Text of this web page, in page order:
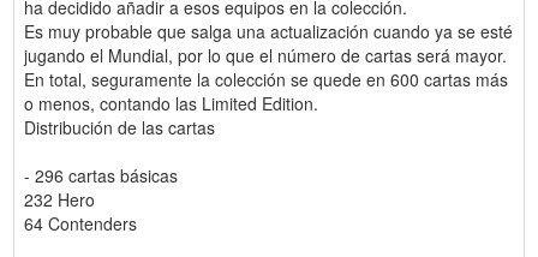
ha decidido añadir a esos equipos en la colección.
Es muy probable que salga una actualización cuando ya se esté
jugando el Mundial, por lo que el número de cartas será mayor.
En total, seguramente la colección se quede en 600 cartas más
o menos, contando las Limited Edition.
Distribución de las cartas
- 296 cartas básicas
232 Hero
64 Contenders